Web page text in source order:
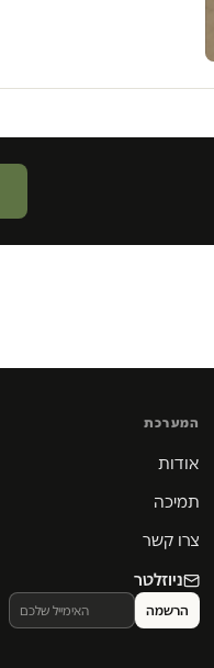
המערכת
אודות
תמיכה
צרו קשר
ניוזלטר